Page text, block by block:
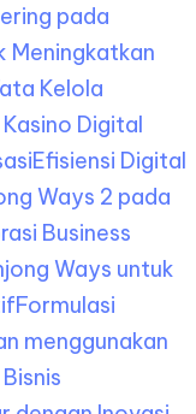
pada
Meningkatkan
Kelola
Digital
Efisiensi Digital
Ways 2 pada
Business
Ways untuk
Formulasi
menggunakan